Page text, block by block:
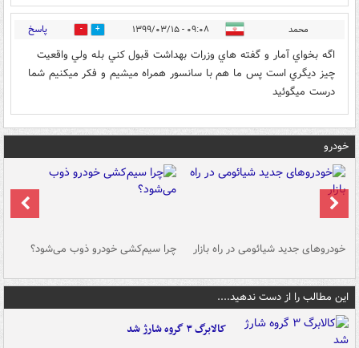
محمد ۰۹:۰۸ - ۱۳۹۹/۰۳/۱۵ 0 پاسخ
اگه بخواي آمار و گفته هاي وزرات بهداشت قبول كني بله ولي واقعيت
چيز ديگري است پس ما هم با سانسور همراه ميشيم و فكر ميكنيم شما
درست ميگوئيد
خودرو
خودروهای جدید شیائومی در راه بازار چرا سیم‌کشی خودرو ذوب می‌شود؟
این مطالب را از دست ندهید....
کالابرگ ۳ گروه شارژ شد